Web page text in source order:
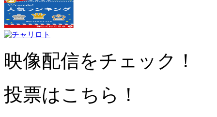
映像配信をチェック！
投票はこちら！